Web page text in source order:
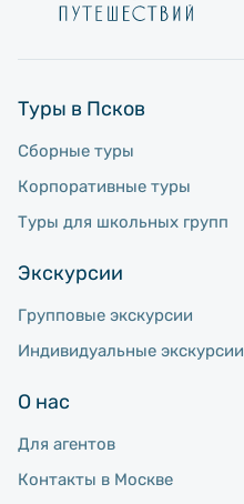
Туры в Псков
Сборные туры
Корпоративные туры
Туры для школьных групп
Экскурсии
Групповые экскурсии
Индивидуальные экскурсии
О нас
Для агентов
Контакты в Москве